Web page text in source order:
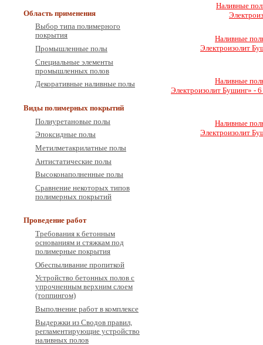
Область применения
Выбор типа полимерного
покрытия
Промышленные полы
Специальные элементы
промышленных полов
Декоративные наливные полы
Виды полимерных покрытий
Полиуретановые полы
Эпоксидные полы
Метилметакрилатные полы
Антистатические полы
Высоконаполненные полы
Сравнение некоторых типов
полимерных покрытий
Проведение работ
Требования к бетонным
основаниям и стяжкам под
полимерные покрытия
Обеспыливание пропиткой
Устройство бетонных полов с
упрочненным верхним слоем
(топпингом)
Выполнение работ в комплексе
Выдержки из Сводов правил,
регламентирующие устройство
наливных полов
Наливные
Наливные
Электроизолит
Наливные
Электроизолит Бушинг» - 6
Наливные
Электроизолит